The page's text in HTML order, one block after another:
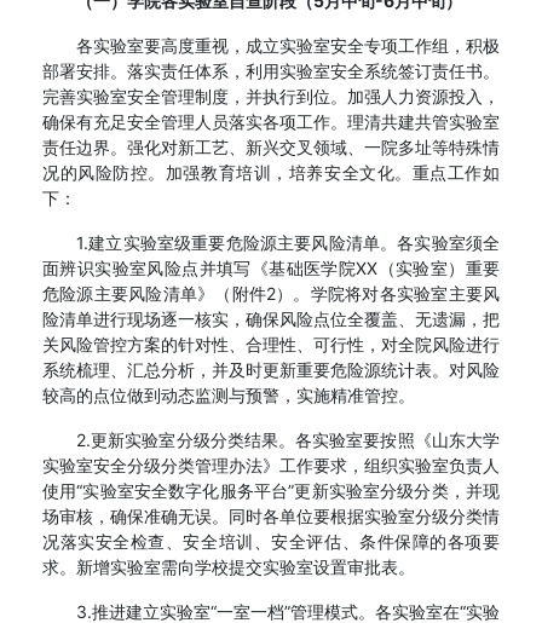
各实验室要高度重视，成立实验室安全专项工作组，积极
部署安排。落实责任体系，利用实验室安全系统签订责任书。
完善实验室安全管理制度，并执行到位。加强人力资源投入，
确保有充足安全管理人员落实各项工作。理清共建共管实验室
责任边界。强化对新工艺、新兴交叉领域、一院多址等特殊情
况的风险防控。加强教育培训，培养安全文化。重点工作如
下：
1.建立实验室级重要危险源主要风险清单。各实验室须全
面辨识实验室风险点并填写《基础医学院XX（实验室）重要
危险源主要风险清单》（附件2）。学院将对各实验室主要风
险清单进行现场逐一核实，确保风险点位全覆盖、无遗漏，把
关风险管控方案的针对性、合理性、可行性，对全院风险进行
系统梳理、汇总分析，并及时更新重要危险源统计表。对风险
较高的点位做到动态监测与预警，实施精准管控。
2.更新实验室分级分类结果。各实验室要按照《山东大学
实验室安全分级分类管理办法》工作要求，组织实验室负责人
使用“实验室安全数字化服务平台”更新实验室分级分类，并现
场审核，确保准确无误。同时各单位要根据实验室分级分类情
况落实安全检查、安全培训、安全评估、条件保障的各项要
求。新增实验室需向学校提交实验室设置审批表。
3.推进建立实验室“一室一档”管理模式。各实验室在“实验